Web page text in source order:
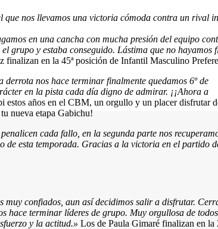
que nos llevamos una victoria cómoda contra un rival
en una cancha con mucha presión del equipo
grupo y estaba conseguido. Lástima que no
finalizan en la 45ª posición de Infantil Masculino
nos hace terminar finalmente quedamos 6º de
en la pista cada día digno de admirar. ¡¡Ahora a
estos años en el CBM, un orgullo y un placer disfrutar
nueva etapa Gabichu!
cada fallo, en la segunda parte nos
esta temporada. Gracias a la victoria en el partido
confiados, aun así decidimos salir a disfrutar.
hace terminar líderes de grupo. Muy orgullosa de
y la actitud.» Los de Paula Gimaré finalizan en la